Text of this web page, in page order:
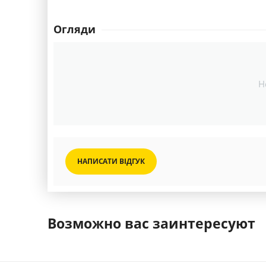
Огляди
НАПИСАТИ ВІДГУК
Возможно вас заинтересуют